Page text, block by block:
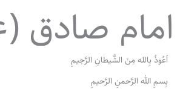
امام صادق
اَعُوذُ بِالله مِنَ الشَّیطانِ الرَّجیمِ
بِسمِ الله الرَّحمنِ الرَّحیمِ